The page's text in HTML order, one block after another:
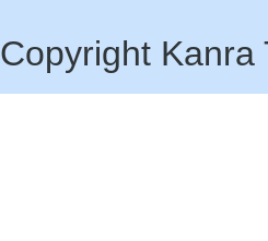
Copyright Kanra